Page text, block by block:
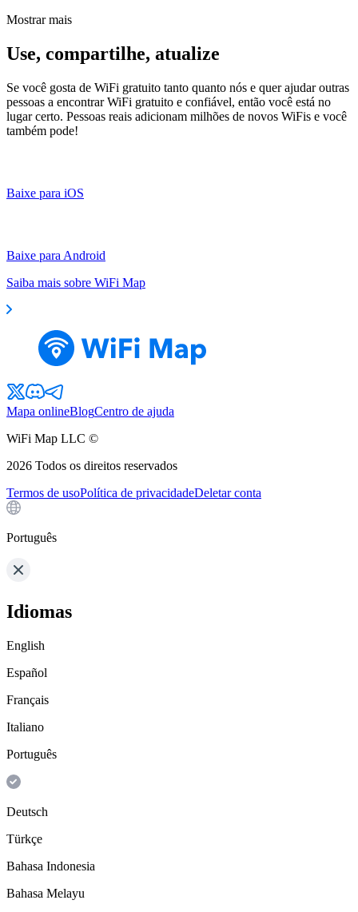
Mostrar mais
Use, compartilhe, atualize
Se você gosta de WiFi gratuito tanto quanto nós e quer ajudar outras
pessoas a encontrar WiFi gratuito e confiável, então você está no
lugar certo. Pessoas reais adicionam milhões de novos WiFis e você
também pode!
Baixe para iOS
Baixe para Android
Saiba mais sobre WiFi Map
Mapa onlineBlogCentro de ajuda
WiFi Map LLC ©
2026 Todos os direitos reservados
Termos de usoPolítica de privacidadeDeletar conta
Português
Idiomas
English
Español
Français
Italiano
Português
Deutsch
Türkçe
Bahasa Indonesia
Bahasa Melayu